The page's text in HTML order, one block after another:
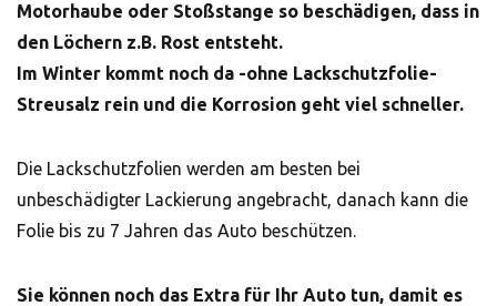
Motorhaube oder Stoßstange so beschädigen, dass in
den Löchern z.B. Rost entsteht.
Im Winter kommt noch da -ohne Lackschutzfolie-
Streusalz rein und die Korrosion geht viel schneller.
Die Lackschutzfolien werden am besten bei
unbeschädigter Lackierung angebracht, danach kann die
Folie bis zu 7 Jahren das Auto beschützen.
Sie können noch das Extra für Ihr Auto tun, damit es